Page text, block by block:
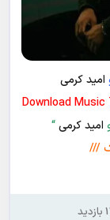
امید کرمی
Download Music
امید کرمی“
///